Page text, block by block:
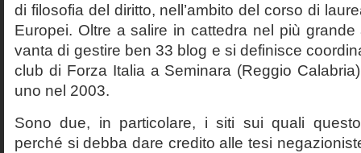
di filosofia del diritto, nell’ambito del corso di
Europei. Oltre a salire in cattedra nel più grande
vanta di gestire ben 33 blog e si definisce
club di Forza Italia a Seminara (Reggio
uno nel 2003.
Sono due, in particolare, i siti sui quali
perché si debba dare credito alle tesi